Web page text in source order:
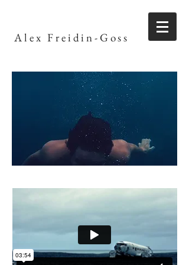
Alex Freidin-Goss